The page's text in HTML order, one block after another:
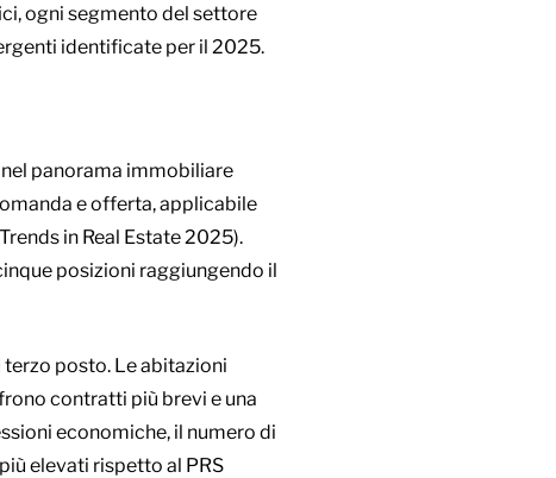
ogni segmento del settore
identificate per il 2025.
panorama immobiliare
e offerta, applicabile
in Real Estate 2025).
posizioni raggiungendo il
posto. Le abitazioni
contratti più brevi e una
economiche, il numero di
elevati rispetto al PRS